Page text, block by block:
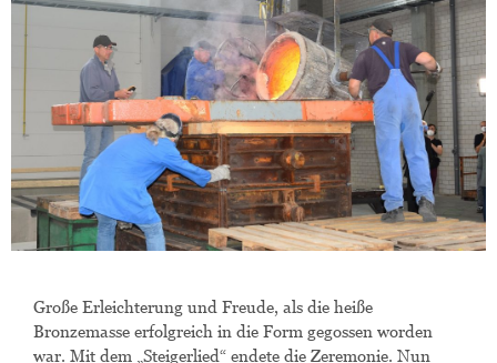
Große Erleichterung und Freude, als die heiße
Bronzemasse erfolgreich in die Form gegossen worden
war. Mit dem „Steigerlied“ endete die Zeremonie. Nun